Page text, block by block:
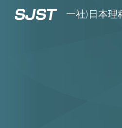
一社)日本理